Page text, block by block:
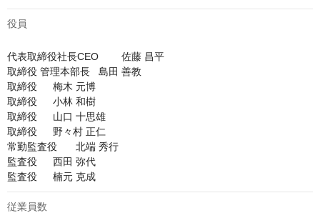
役員
代表取締役社長CEO	佐藤 昌平
取締役 管理本部長	島田 善教
取締役	梅木 元博
取締役	小林 和樹
取締役	山口 十思雄
取締役	野々村 正仁
常勤監査役	北端 秀行
監査役	西田 弥代
従業員数